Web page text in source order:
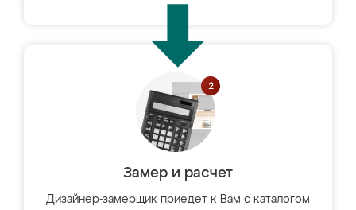
Замер и расчет
Дизайнер-замерщик приедет к Вам с каталогом